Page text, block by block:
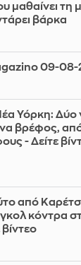
μαθαίνει τη
βάρκα
09-
Υόρκη: Δύο
βρέφος,
- Δείτε
από
κόντρα